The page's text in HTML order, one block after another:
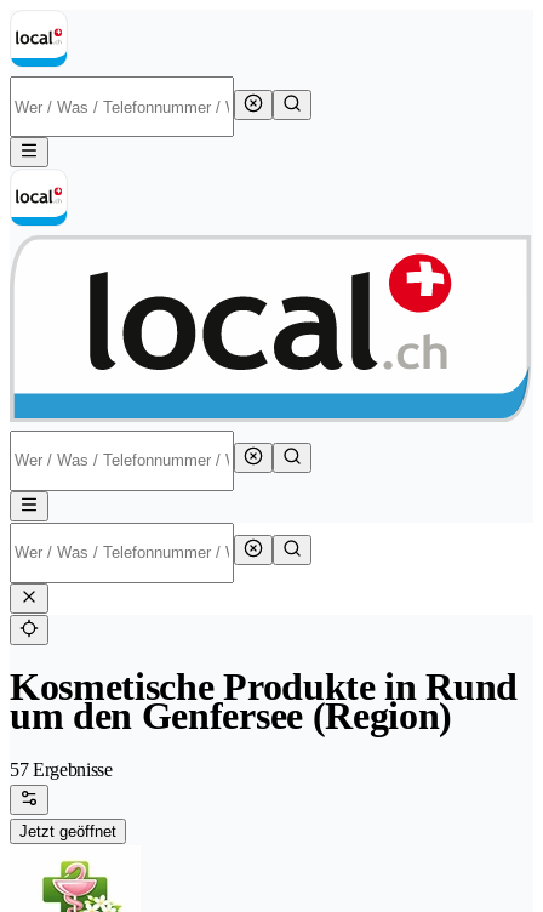
Kosmetische Produkte in Rund
um den Genfersee (Region)
57 Ergebnisse
Jetzt geöffnet